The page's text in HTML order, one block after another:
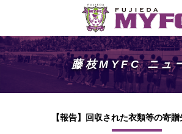
藤枝MYFC ニュ
【報告】回収された衣類等の寄